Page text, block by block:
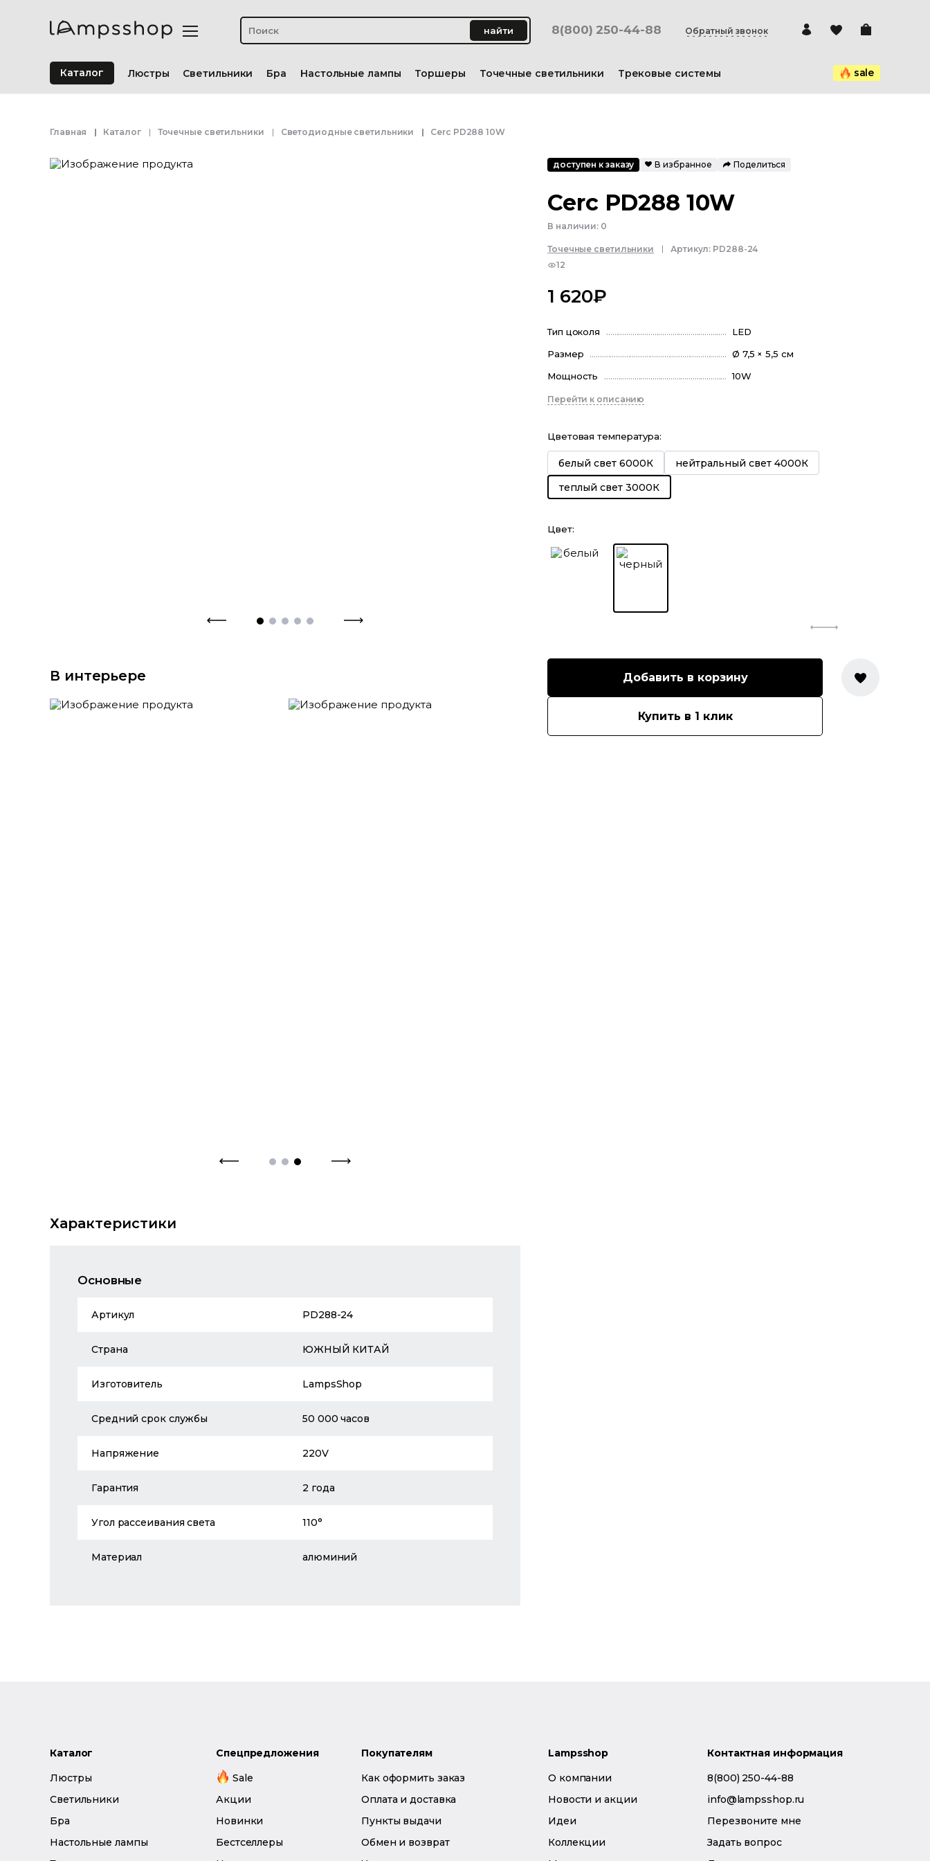
найти 8(800) 250-44-88 Обратный звонок
Каталог Люстры Светильники Бра Настольные лампы Торшеры Точечные светильники Трековые системы sale
Главная Каталог Точечные светильники Светодиодные светильники Cerc PD288 10W
В интерьере
Характеристики
Основные
Артикул PD288-24
Страна ЮЖНЫЙ КИТАЙ
Изготовитель LampsShop
Средний срок службы 50 000 часов
Напряжение 220V
Гарантия 2 года
Угол рассеивания света 110°
Материал алюминий
доступен к заказу В избранное Поделиться
Cerc PD288 10W
В наличии: 0
Точечные светильники Артикул: PD288-24
12
1 620₽
Тип цоколя
LED
Размер
Ø 7,5 × 5,5 см
Мощность
10W
Перейти к описанию
Цветовая температура:
белый свет 6000К
нейтральный свет 4000К
теплый свет 3000К
Цвет:
Добавить в корзину
Купить в 1 клик
Каталог
Люстры
Светильники
Бра
Настольные лампы
Спецпредложения
Sale
Акции
Новинки
Бестселлеры
Покупателям
Как оформить заказ
Оплата и доставка
Пункты выдачи
Обмен и возврат
Lampsshop
О компании
Новости и акции
Идеи
Коллекции
Контактная информация
8(800) 250-44-88
info@lampsshop.ru
Перезвоните мне
Задать вопрос